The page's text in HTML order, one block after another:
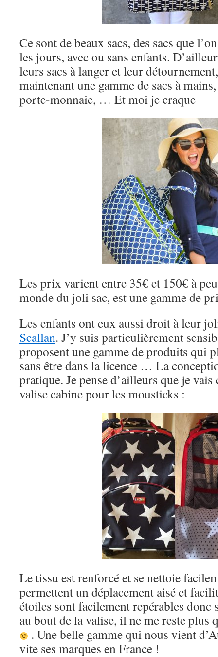
Ce sont de beaux sacs, des sacs que
les jours, avec ou sans enfants.
leurs sacs à langer et leur
maintenant une gamme de sacs à
porte-monnaie, … Et moi je craque
Les prix varient entre 35€ et 150€ à
monde du joli sac, est une gamme de
Les enfants ont eux aussi droit à leur
Scallan. J’y suis particulièrement
proposent une gamme de produits qui
sans être dans la licence … La
pratique. Je pense d’ailleurs que je
valise cabine pour les mousticks :
Le tissu est renforcé et se nettoie
permettent un déplacement aisé et
étoiles sont facilement repérables donc
au bout de la valise, il ne me reste plus
. Une belle gamme qui nous vient
vite ses marques en France !